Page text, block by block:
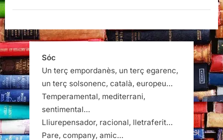
Sóc
Un terç empordanès, un terç egarenc,
un terç solsonenc, català, europeu…
Temperamental, mediterrani,
sentimental…
Lliurepensador, racional, lletraferit…
Pare, company, amic…